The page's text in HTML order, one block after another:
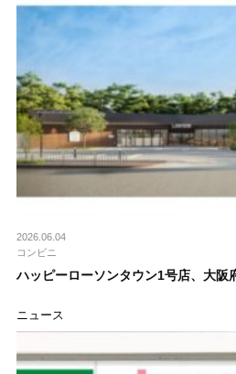
2026.06.04
コンビニ
ハッピーローソンタウン1号店、大阪
ニュース